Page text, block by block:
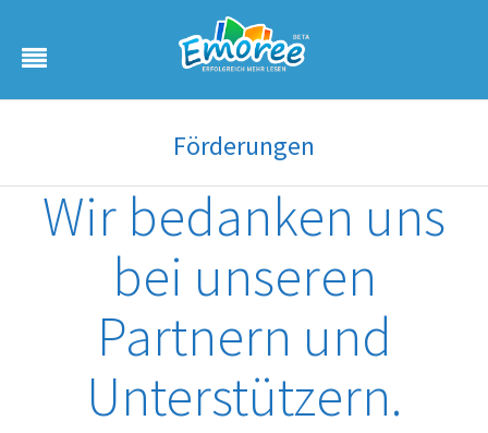
Toggle
Förderungen
Wir bedanken uns
bei unseren
Partnern und
Unterstützern.